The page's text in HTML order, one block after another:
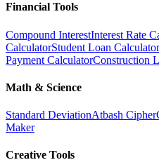
Financial Tools
Compound InterestInterest Rate
CalculatorStudent Loan Calculator
Payment CalculatorConstruction
Math & Science
Standard DeviationAtbash Cipher
Maker
Creative Tools